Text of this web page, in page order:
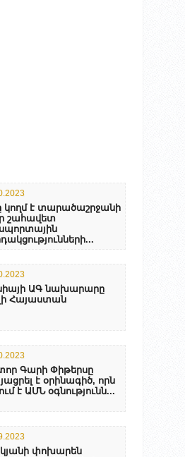
կողմ է տարածաշրջանի
շահավետ
ԱԳ նախարարը
Հայաստան
Գարի Փիթերսը
է օրինագիծ, որն
է ԱՄՆ օգնությունն...
փոխարեն